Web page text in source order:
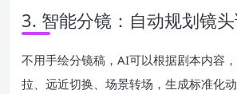
3. 智能分镜：自动规划镜
不用手绘分镜稿，AI可以根据剧本内容
拉、远近切换、场景转场，生成标准化